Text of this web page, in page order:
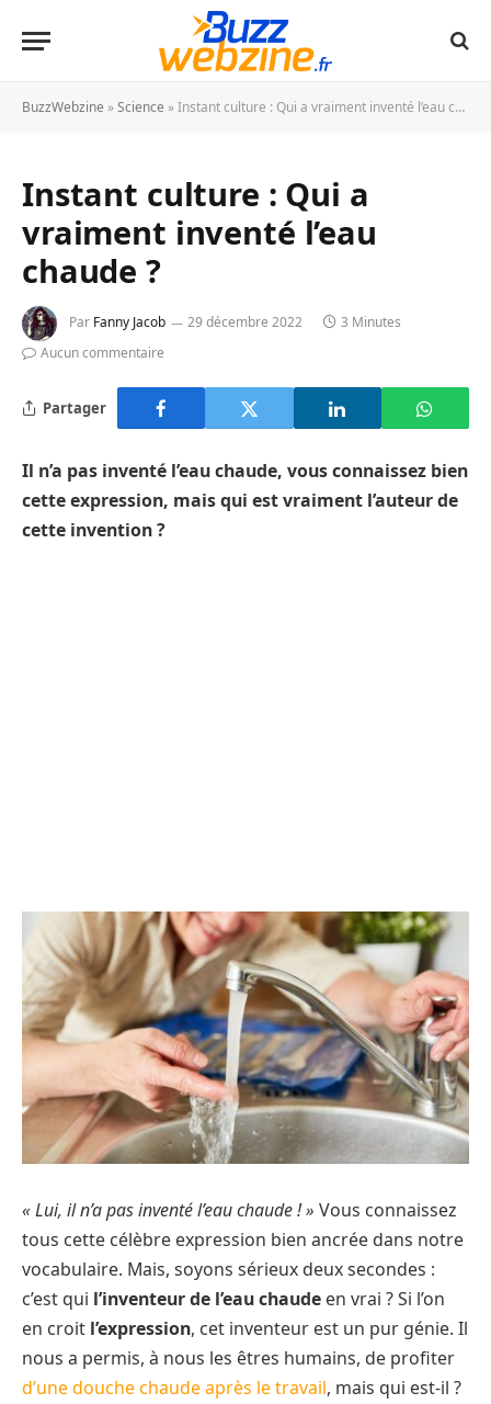
BuzzWebzine »Science »Instant culture : Qui a vraiment inventé l’eau chaude ?
Instant culture : Qui a
vraiment inventé l’eau
chaude ?
Par Fanny Jacob 29 décembre 2022
3 Minutes
Aucun commentaire
Partager
Il n’a pas inventé l’eau chaude, vous connaissez bien
cette expression, mais qui est vraiment l’auteur de
cette invention ?
« Lui, il n’a pas inventé l’eau chaude ! » Vous connaissez
tous cette célèbre expression bien ancrée dans notre
vocabulaire. Mais, soyons sérieux deux secondes :
c’est qui l’inventeur de l’eau chaude en vrai ? Si l’on
en croit l’expression, cet inventeur est un pur génie. Il
nous a permis, à nous les êtres humains, de profiter
d’une douche chaude après le travail, mais qui est-il ?